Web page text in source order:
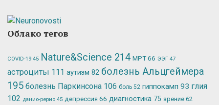
Облако тегов
COVID-19 45 Nature&Science 214 МРТ66 ЭЭГ 47
астроциты 111 аутизм 82 болезнь Альцгеймера
195 болезнь Паркинсона 106 боль 52 гиппокамп 93 глия
102 данио-рерио 45 депрессия 66 диагностика 75 зрение 62